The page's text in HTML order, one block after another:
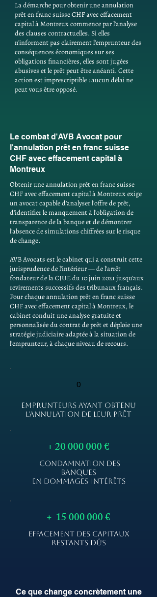
La démarche pour obtenir une annulation
prêt en franc suisse CHF avec effacement
capital à Montreux commence par l'analyse
des clauses contractuelles. Si elles
n'informent pas clairement l'emprunteur des
conséquences économiques sur ses
obligations financières, elles sont jugées
abusives et le prêt peut être anéanti. Cette
action est imprescriptible : aucun délai ne
peut vous être opposé.
Le combat d'AVB Avocat pour
l'annulation prêt en franc suisse
CHF avec effacement capital à
Montreux
Obtenir une annulation prêt en franc suisse
CHF avec effacement capital à Montreux exige
un avocat capable d'analyser l'offre de prêt,
d'identifier le manquement à l'obligation de
transparence de la banque et de démontrer
l'absence de simulations chiffrées sur le risque
de change.
AVB Avocats est le cabinet qui a construit cette
jurisprudence de l'intérieur — de l'arrêt
fondateur de la CJUE du 10 juin 2021 jusqu'aux
revirements successifs des tribunaux français.
Pour chaque annulation prêt en franc suisse
CHF avec effacement capital à Montreux, le
cabinet conduit une analyse gratuite et
personnalisée du contrat de prêt et déploie une
stratégie judiciaire adaptée à la situation de
l'emprunteur, à chaque niveau de recours.
0
EMPRUNTEURS AYANT OBTENU
L'ANNULATION DE LEUR PRÊT
+20 000 000€
CONDAMNATION DES
BANQUES
EN DOMMAGES-INTÉRÊTS
+ 15 000 000€
EFFACEMENT DES CAPITAUX
RESTANTS DÛS
Ce que change concrètement une